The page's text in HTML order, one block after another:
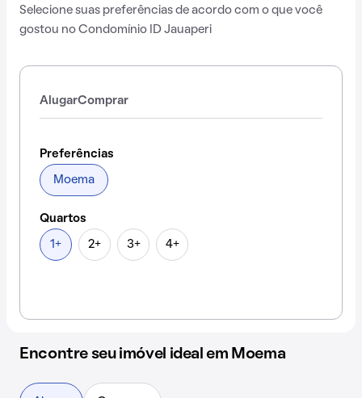
Selecione suas preferências de acordo com o que você
gostou no Condomínio ID Jauaperi
AlugarComprar
Preferências
Moema
Quartos
1+ 2+ 3+ 4+
Encontre seu imóvel ideal em Moema